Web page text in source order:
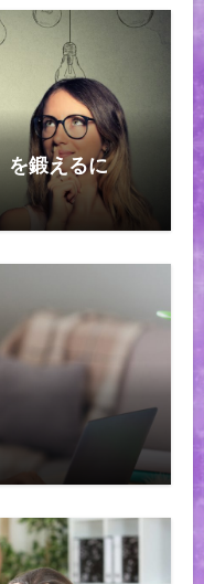
を鍛えるに